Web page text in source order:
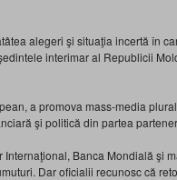
alegeri şi situaţia incertă în
interimar al Republicii
a promova mass-media
şi politică din partea
Banca Mondială şi
Dar oficialii recunosc că